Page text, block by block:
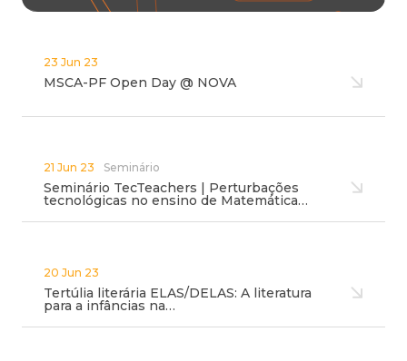
23 Jun 23
MSCA-PF Open Day @ NOVA
21 Jun 23 Seminário
Seminário TecTeachers | Perturbações
tecnológicas no ensino de Matemática…
20 Jun 23
Tertúlia literária ELAS/DELAS: A literatura
para a infâncias na…